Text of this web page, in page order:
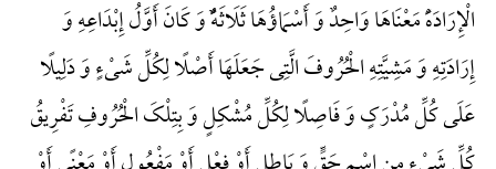
الْإِرَادَهًَْ مَعْنَاهَا وَاحِدٌ وَ أَسْمَاؤُهَا ثَلَاثَهًٌْ وَ کَانَ أَوَّلُ إِبْدَاعِهِ وَ
إِرَادَتِهِ وَ مَشِیَّتِهِ الْحُرُوفَ الَّتِی جَعَلَهَا أَصْلًا لِکُلِّ شَیْءٍ وَ دَلِیلًا
عَلَی کُلِّ مُدْرَکٍ وَ فَاصِلًا لِکُلِّ مُشْکِلٍ وَ بِتِلْکَ الْحُرُوفِ تَفْرِیقُ